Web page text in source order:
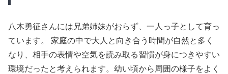
八木勇征さんには兄弟姉妹がおらず、一人っ子として育っ
ています。 家庭の中で大人と向き合う時間が自然と多く
なり、相手の表情や空気を読み取る習慣が身につきやすい
環境だったと考えられます。幼い頃から周囲の様子をよく